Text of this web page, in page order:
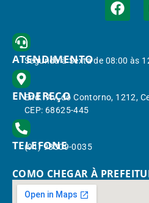
ATENDIMENTO
Segunda à Sexta de 08:00 às
ENDEREÇO
End.: Av. do Contorno, 1212,
CEP: 68625-445
TELEFONE
(91) 98309-0035
COMO CHEGAR À